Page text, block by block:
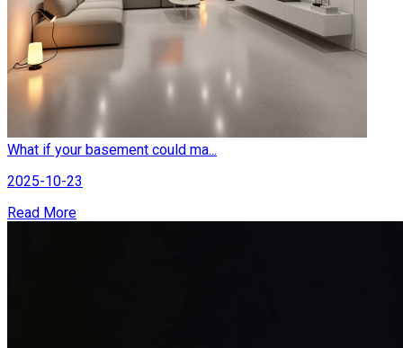
What if your basement could ma...
2025-10-23
Read More